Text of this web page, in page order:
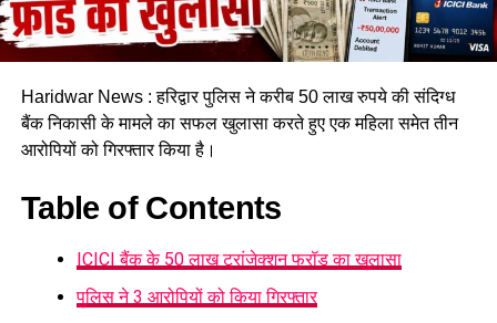
Haridwar News : हरिद्वार पुलिस ने करीब 50 लाख रुपये की संदिग्ध
बैंक निकासी के मामले का सफल खुलासा करते हुए एक महिला समेत तीन
आरोपियों को गिरफ्तार किया है।
Table of Contents
ICICI बैंक के 50 लाख ट्रांजेक्शन फ्रॉड का खुलासा
पुलिस ने 3 आरोपियों को किया गिरफ्तार